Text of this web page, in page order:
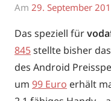
Am 29. September
Das speziell für
845stellte bisher
des Android
um 99 Euro erhält